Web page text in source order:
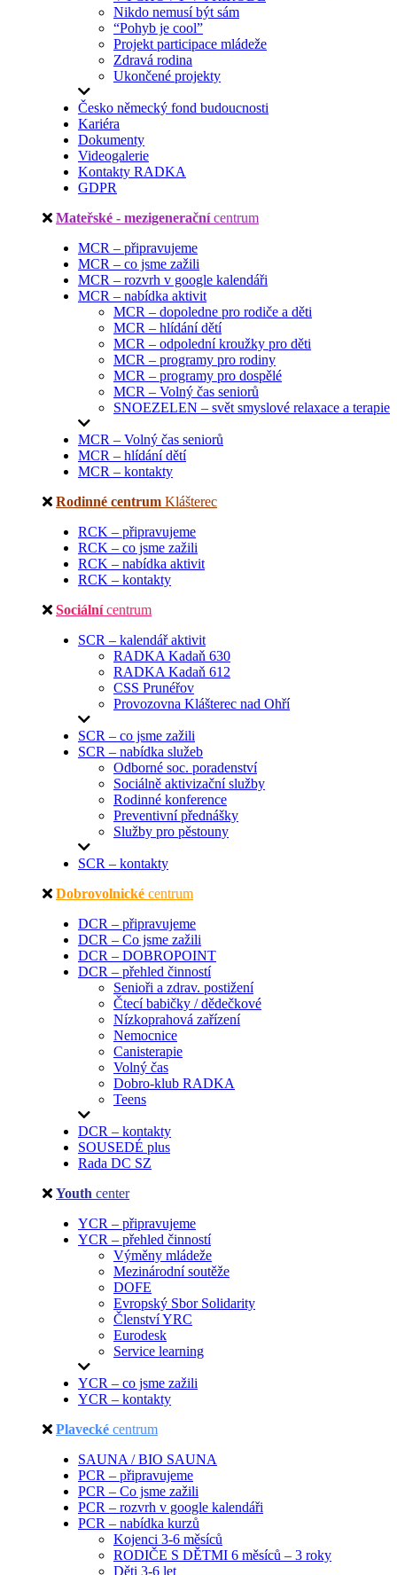
Nikdo nemusí být sám
“Pohyb je cool”
Projekt participace mládeže
Zdravá rodina
Ukončené projekty
Česko německý fond budoucnosti
Kariéra
Dokumenty
Videogalerie
Kontakty RADKA
GDPR
Mateřské - mezigenerační centrum
MCR – připravujeme
MCR – co jsme zažili
MCR – rozvrh v google kalendáři
MCR – nabídka aktivit
MCR – dopoledne pro rodiče a děti
MCR – hlídání dětí
MCR – odpolední kroužky pro děti
MCR – programy pro rodiny
MCR – programy pro dospělé
MCR – Volný čas seniorů
SNOEZELEN – svět smyslové relaxace a terapie
MCR – Volný čas seniorů
MCR – hlídání dětí
MCR – kontakty
Rodinné centrum Klášterec
RCK – připravujeme
RCK – co jsme zažili
RCK – nabídka aktivit
RCK – kontakty
Sociální centrum
SCR – kalendář aktivit
RADKA Kadaň 630
RADKA Kadaň 612
CSS Prunéřov
Provozovna Klášterec nad Ohří
SCR – co jsme zažili
SCR – nabídka služeb
Odborné soc. poradenství
Sociálně aktivizační služby
Rodinné konference
Preventivní přednášky
Služby pro pěstouny
SCR – kontakty
Dobrovolnické centrum
DCR – připravujeme
DCR – Co jsme zažili
DCR – DOBROPOINT
DCR – přehled činností
Senioři a zdrav. postižení
Čtecí babičky / dědečkové
Nízkoprahová zařízení
Nemocnice
Canisterapie
Volný čas
Dobro-klub RADKA
Teens
DCR – kontakty
SOUSEDÉ plus
Rada DC SZ
Youth center
YCR – připravujeme
YCR – přehled činností
Výměny mládeže
Mezinárodní soutěže
DOFE
Evropský Sbor Solidarity
Členství YRC
Eurodesk
Service learning
YCR – co jsme zažili
YCR – kontakty
Plavecké centrum
SAUNA / BIO SAUNA
PCR – připravujeme
PCR – Co jsme zažili
PCR – rozvrh v google kalendáři
PCR – nabídka kurzů
Kojenci 3-6 měsíců
RODIČE S DĚTMI 6 měsíců – 3 roky
Děti 3-6 let